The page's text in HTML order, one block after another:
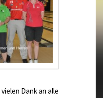
Dank an alle